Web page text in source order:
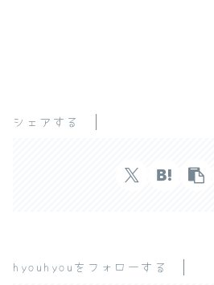
シェアする
hyouhyouをフォローする